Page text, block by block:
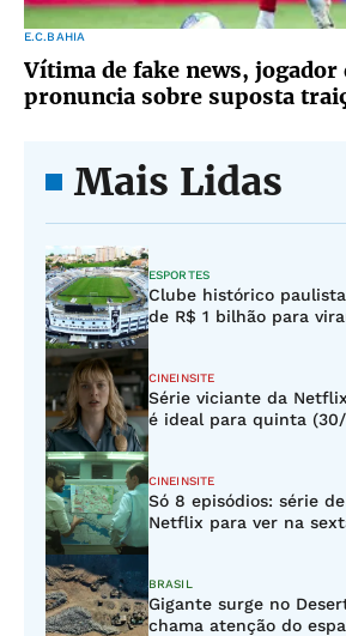
E.C.BAHIA
Vítima de fake news, jogador
pronuncia sobre suposta
Mais Lidas
ESPORTES
Clube histórico
de R$ 1 bilhão para
CINEINSITE
Série viciante da
é ideal para quinta
CINEINSITE
Só 8 episódios: série
Netflix para ver na
BRASIL
Gigante surge no
chama atenção do